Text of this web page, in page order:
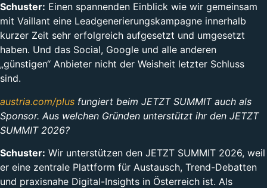
Schuster: Einen spannenden Einblick wie wir gemeinsam
mit Vaillant eine Leadgenerierungskampagne innerhalb
kurzer Zeit sehr erfolgreich aufgesetzt und umgesetzt
haben. Und das Social, Google und alle anderen
„günstigen“ Anbieter nicht der Weisheit letzter Schluss
sind.
austria.com/plus fungiert beim JETZT SUMMIT auch als
Sponsor. Aus welchen Gründen unterstützt ihr den JETZT
SUMMIT 2026?
Schuster: Wir unterstützen den JETZT SUMMIT 2026, weil
er eine zentrale Plattform für Austausch, Trend-Debatten
und praxisnahe Digital-Insights in Österreich ist. Als